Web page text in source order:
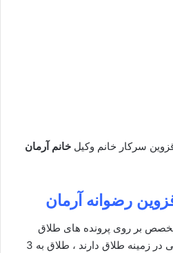
سرکار خانم وکیل خانم آرمان
رضوانه آرمان
بر روی پرونده های طلاق
فعالیت میکنند و موفقیت بالایی در زمینه طلاق دارند ، طلاق به 3